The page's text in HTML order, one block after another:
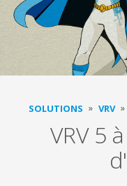
SOLUTIONS VRV
VRV 5